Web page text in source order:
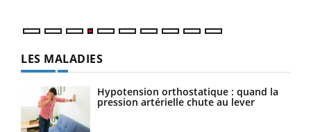
LES MALADIES
Hypotension orthostatique : quand la
pression artérielle chute au lever